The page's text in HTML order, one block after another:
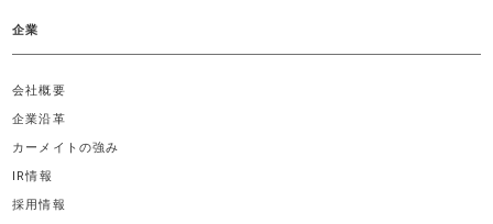
企業
会社概要
企業沿革
カーメイトの強み
IR情報
採用情報